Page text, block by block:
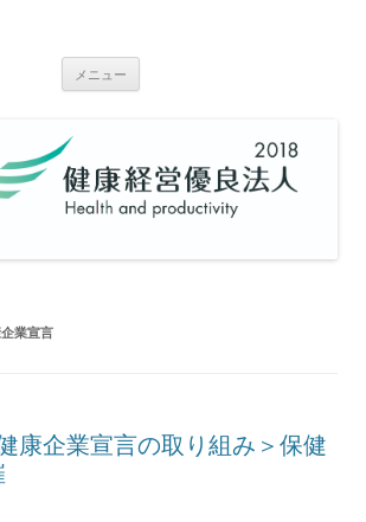
メニュー
移
動
業宣言
康企業宣言の取り組み＞保健